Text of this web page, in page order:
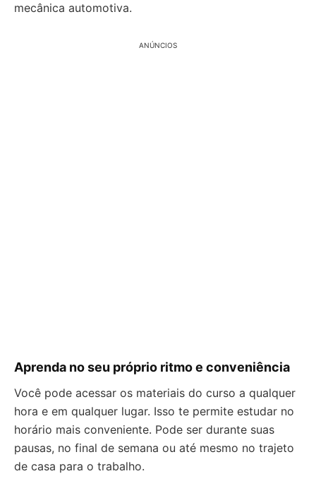
mecânica automotiva.
ANÚNCIOS
Aprenda no seu próprio ritmo e conveniência
Você pode acessar os materiais do curso a qualquer
hora e em qualquer lugar. Isso te permite estudar no
horário mais conveniente. Pode ser durante suas
pausas, no final de semana ou até mesmo no trajeto
de casa para o trabalho.